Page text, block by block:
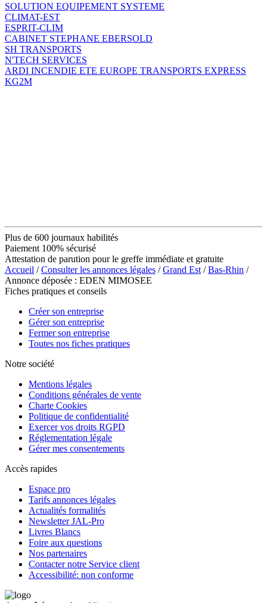
SOLUTION EQUIPEMENT SYSTEME
CLIMAT-EST
ESPRIT-CLIM
CABINET STEPHANE EBERSOLD
SH TRANSPORTS
N'TECH SERVICES
ARDI INCENDIE ETE EUROPE TRANSPORTS EXPRESS
KG2M
Plus de 600 journaux habilités
Paiement 100% sécurisé
Attestation de parution pour le greffe immédiate et gratuite
Accueil /Consulter les annonces légales /Grand Est /Bas-Rhin /
Annonce déposée : EDEN MIMOSEE
Fiches pratiques et conseils
Créer son entreprise
Gérer son entreprise
Fermer son entreprise
Toutes nos fiches pratiques
Notre société
Mentions légales
Conditions générales de vente
Charte Cookies
Politique de confidentialité
Exercer vos droits RGPD
Réglementation légale
Gérer mes consentements
Accès rapides
Espace pro
Tarifs annonces légales
Actualités formalités
Newsletter JAL-Pro
Livres Blancs
Foire aux questions
Nos partenaires
Contacter notre Service client
Accessibilité: non conforme